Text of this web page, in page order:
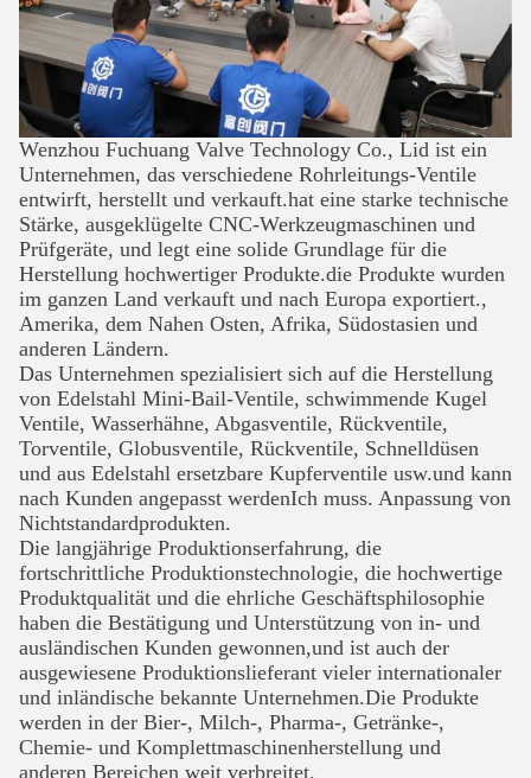
Wenzhou Fuchuang Valve Technology Co., Lid ist ein
Unternehmen, das verschiedene Rohrleitungs-Ventile
entwirft, herstellt und verkauft.hat eine starke technische
Stärke, ausgeklügelte CNC-Werkzeugmaschinen und
Prüfgeräte, und legt eine solide Grundlage für die
Herstellung hochwertiger Produkte.die Produkte wurden
im ganzen Land verkauft und nach Europa exportiert.,
Amerika, dem Nahen Osten, Afrika, Südostasien und
anderen Ländern.
Das Unternehmen spezialisiert sich auf die Herstellung
von Edelstahl Mini-Bail-Ventile, schwimmende Kugel
Ventile, Wasserhähne, Abgasventile, Rückventile,
Torventile, Globusventile, Rückventile, Schnelldüsen
und aus Edelstahl ersetzbare Kupferventile usw.und kann
nach Kunden angepasst werdenIch muss. Anpassung von
Nichtstandardprodukten.
Die langjährige Produktionserfahrung, die
fortschrittliche Produktionstechnologie, die hochwertige
Produktqualität und die ehrliche Geschäftsphilosophie
haben die Bestätigung und Unterstützung von in- und
ausländischen Kunden gewonnen,und ist auch der
ausgewiesene Produktionslieferant vieler internationaler
und inländische bekannte Unternehmen.Die Produkte
werden in der Bier-, Milch-, Pharma-, Getränke-,
Chemie- und Komplettmaschinenherstellung und
anderen Bereichen weit verbreitet.